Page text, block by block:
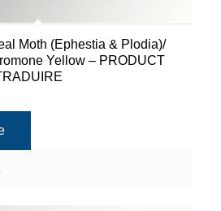
Moth (Ephestia & Plodia)/
Yellow – PRODUCT